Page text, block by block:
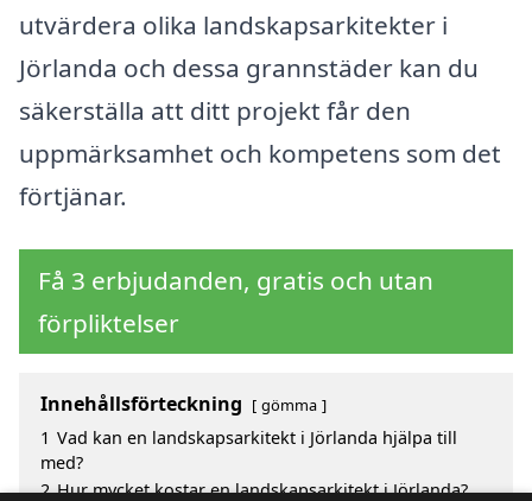
utvärdera olika landskapsarkitekter i
Jörlanda och dessa grannstäder kan du
säkerställa att ditt projekt får den
uppmärksamhet och kompetens som det
förtjänar.
Få 3 erbjudanden, gratis och utan
förpliktelser
Innehållsförteckning gömma
1 Vad kan en landskapsarkitekt i Jörlanda hjälpa till
med?
2 Hur mycket kostar en landskapsarkitekt i Jörlanda?